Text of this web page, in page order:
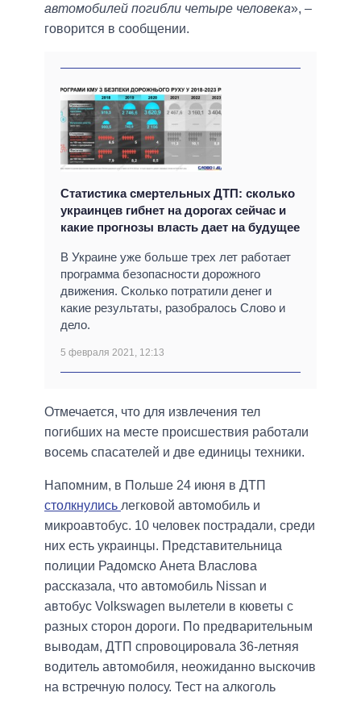
автомобилей погибли четыре человека», –
говорится в сообщении.
Статистика смертельных ДТП: сколько
украинцев гибнет на дорогах сейчас и
какие прогнозы власть дает на будущее
В Украине уже больше трех лет работает
программа безопасности дорожного
движения. Сколько потратили денег и
какие результаты, разобралось Слово и
дело.
5 февраля 2021, 12:13
Отмечается, что для извлечения тел
погибших на месте происшествия работали
восемь спасателей и две единицы техники.
Напомним, в Польше 24 июня в ДТП
столкнулись легковой автомобиль и
микроавтобус. 10 человек пострадали, среди
них есть украинцы. Представительница
полиции Радомско Анета Власлова
рассказала, что автомобиль Nissan и
автобус Volkswagen вылетели в кюветы с
разных сторон дороги. По предварительным
выводам, ДТП спровоцировала 36-летняя
водитель автомобиля, неожиданно выскочив
на встречную полосу. Тест на алкоголь